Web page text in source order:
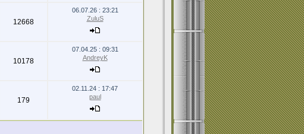
12668
06.07.26 : 23:21
ZuluS
10178
07.04.25 : 09:31
AndreyK
179
02.11.24 : 17:47
paul